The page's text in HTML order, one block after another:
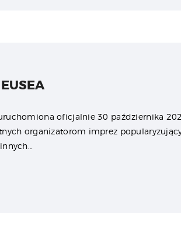
oficjalnie 30 października
organizatorom imprez